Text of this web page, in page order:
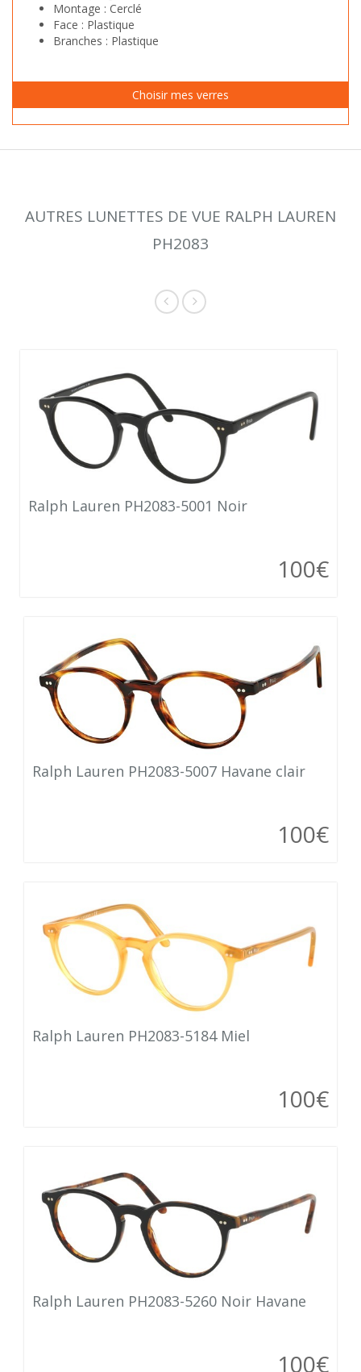
Montage : Cerclé
Face : Plastique
Branches : Plastique
AUTRES LUNETTES DE VUE RALPH LAUREN
PH2083
Ralph Lauren PH2083-5001 Noir
100€
Ralph Lauren PH2083-5007 Havane clair
100€
Ralph Lauren PH2083-5184 Miel
100€
Ralph Lauren PH2083-5260 Noir Havane
100€